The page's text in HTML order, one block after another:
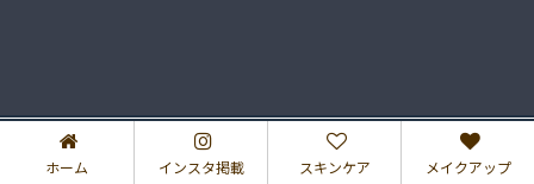
プライバシーポリシー
特定商取引法に基づく表記
2017–2026 さゆりのコスメブログ♡
ホーム インスタ掲載 スキンケア メイクアップ